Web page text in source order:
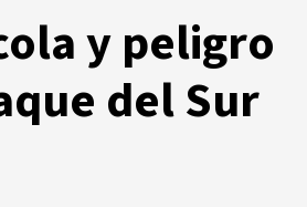
y peligro
del Sur